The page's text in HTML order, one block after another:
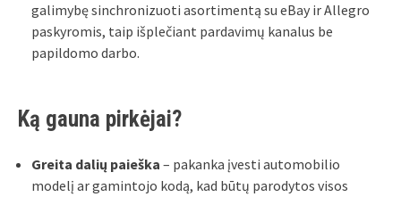
galimybę sinchronizuoti asortimentą su eBay ir Allegro
paskyromis, taip išplečiant pardavimų kanalus be
papildomo darbo.
Ką gauna pirkėjai?
Greita dalių paieška – pakanka įvesti automobilio
modelį ar gamintojo kodą, kad būtų parodytos visos